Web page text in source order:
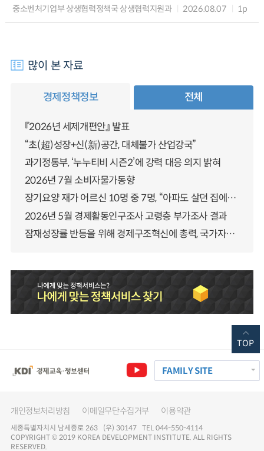
중소벤처기업부 상생협력정책국 상생협력지원과 2026.08.07 1p
많이 본 자료
경제정책정보 전체
『2026년 세제개편안』 발표
“초(超)성장+신(新)공간, 대체불가 산업강국”
과기정통부, ‘누누티비 시즌2’에 강력 대응 의지 밝혀
2026년 7월 소비자물가동향
장기요양 재가 어르신 10명 중 7명, “아파도 살던 집에서 살겠다” 「2025년 장기요양실태조사」 결과 발표
2026년 5월 경제활동인구조사 고령층 부가조사 결과
잠재성장률 반등을 위해 경제구조혁신에 총력, 국가자산 관리체계 대전환
FAMILY SITE
개인정보처리방침 이메일무단수집거부 이용약관
세종특별자치시 남세종로 263 (우) 30147 TEL 044-550-4114
COPYRIGHT © 2019 KOREA DEVELOPMENT INSTITUTE. ALL RIGHTS
RESERVED.
TOP